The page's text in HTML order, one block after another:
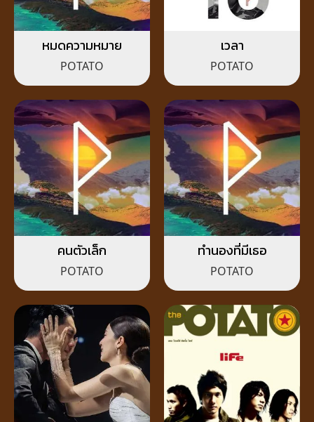
หมดความหมาย
POTATO
เวลา​
POTATO
คนตัวเล็ก
POTATO
ทำนองที่มีเธอ
POTATO